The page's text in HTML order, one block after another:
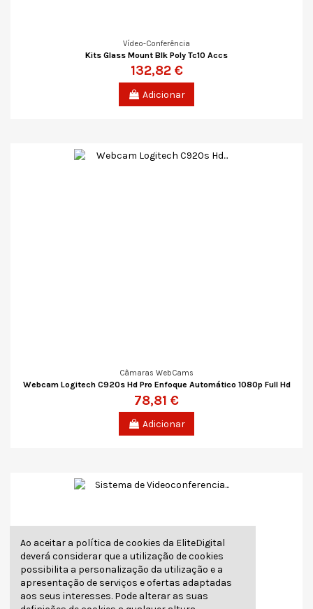
Vídeo-Conferência
Kits Glass Mount Blk Poly Tc10 Accs
132,82 €
Adicionar
Câmaras WebCams
Webcam Logitech C920s Hd Pro Enfoque Automático 1080p Full Hd
78,81 €
Adicionar
Ao aceitar a política de cookies da EliteDigital
deverá considerar que a utilização de cookies
possibilita a personalização da utilização e a
apresentação de serviços e ofertas adaptadas
aos seus interesses. Pode alterar as suas